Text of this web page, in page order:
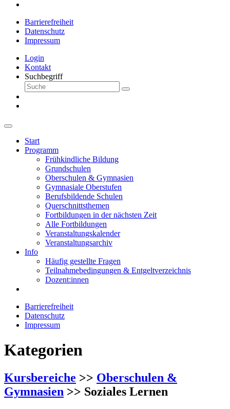
Barrierefreiheit
Datenschutz
Impressum
Login
Kontakt
Suchbegriff
Start
Programm
Frühkindliche Bildung
Grundschulen
Oberschulen & Gymnasien
Gymnasiale Oberstufen
Berufsbildende Schulen
Querschnittsthemen
Fortbildungen in der nächsten Zeit
Alle Fortbildungen
Veranstaltungskalender
Veranstaltungsarchiv
Info
Häufig gestellte Fragen
Teilnahmebedingungen & Entgeltverzeichnis
Dozent:innen
Barrierefreiheit
Datenschutz
Impressum
Kategorien
Kursbereiche >> Oberschulen &
Gymnasien >> Soziales Lernen